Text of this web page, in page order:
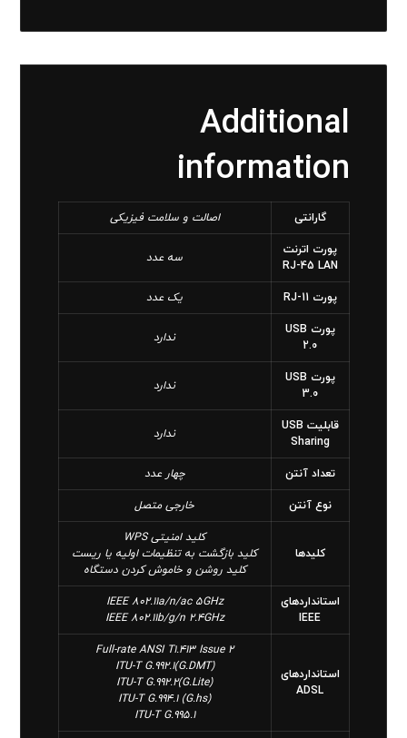
Additional
information
گارانتی اصالت و سلامت فیزیکی
پورت اترنت
RJ-45 LAN
سه عدد
پورت RJ-11 یک عدد
پورت USB
2.0
ندارد
پورت USB
3.0
ندارد
قابلیت USB
Sharing
ندارد
تعداد آنتن چهار عدد
نوع آنتن خارجی متصل
کلید‌ها
کلید امنیتی WPS
کلید بازگشت به تنظیمات اولیه یا ریست
کلید روشن و خاموش کردن دستگاه
استانداردهای
IEEE
IEEE 802.11a/n/ac 5GHz
IEEE 802.11b/g/n 2.4GHz
استانداردهای
ADSL
Full-rate ANSI T1.413 Issue 2
ITU-T G.992.1(G.DMT)
ITU-T G.992.2(G.Lite)
ITU-T G.994.1 (G.hs)
ITU-T G.995.1